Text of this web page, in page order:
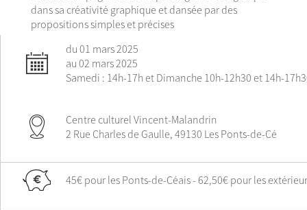
dans sa créativité graphique et dansée par des
propositions simples et précises
du 01 mars 2025
au 02 mars 2025
Samedi : 14h-17h et Dimanche 10h-12h30 et 14h-
Centre culturel Vincent-Malandrin
2 Rue Charles de Gaulle, 49130 Les Ponts-de-Cé
45€ pour les Ponts-de-Céais - 62,50€ pour les